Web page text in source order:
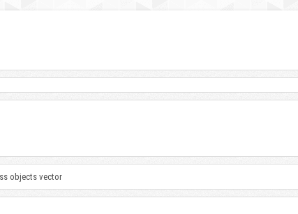
objects vector